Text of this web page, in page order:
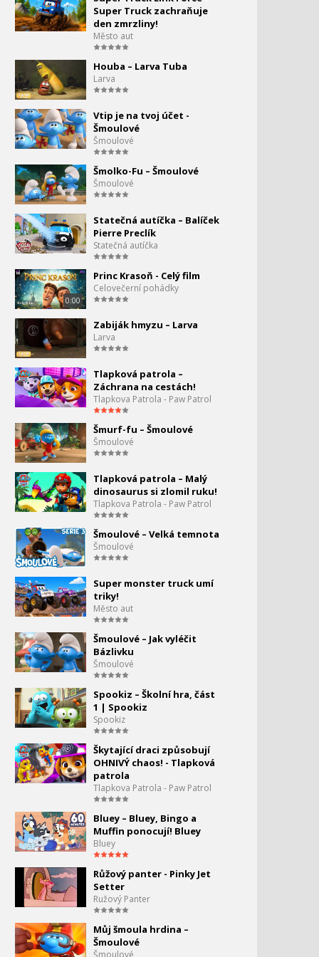
Strašidelná chata! -
Tlapková Patrola
Tlapková Patrola -
Rošťácká koťátka!
Tlapková Patrola - Štěňata
zachraňují tučňáky
Tlapková Patrola -
Marshall zachraňuje
jeskyni
Tlapková Patrola - Nový
kamarád opravuje hráz!
0:00
82.
Tlapková Patrola - Rocky
zachraňuje raketový vlak
Tlapková Patrola - Sněžný
příšerák!
Tlapková Patrola - Můžeš
uvěřit, že jsou konečně
Vánoce?
Tlapková patrola - 12 dní
Vánoc: Ať je počasí
jakékoli, štěňata jsou
0:00
86.
Tlapková patrola -
Štěňata zachraňují
kocoura!
záchrana chobotnice
Tlapková patrola -
Tlapková patrola -
Štěňata zachraňují
Vánoce!
Tlapková Patrola - Nové
šaty starosty!
Tracker a hravý slon! -
Tlapková Patrola
Tlapková patrola – Chase
zachraňuje zaběhlé
ovečky
Chase a záchrana
nafukovacího člunu - PAW
Patrol
Rockyho železniční
záchrana – PAW Patrol: Na
Super Truck zachraňuje
den zmrzliny!
Město aut
Houba – Larva Tuba
Larva
Vtip je na tvoj účet -
Šmoulové
Šmoulové
Šmolko-Fu – Šmoulové
Šmoulové
Statečná autíčka – Balíček
Pierre Preclík
Statečná autíčka
0:00
Princ Krasoň - Celý film
Celovečerní pohádky
Zabiják hmyzu – Larva
Larva
Tlapková patrola –
Záchrana na cestách!
Tlapkova Patrola - Paw Patrol
Šmurf-fu – Šmoulové
Šmoulové
Tlapková patrola – Malý
dinosaurus si zlomil ruku!
Tlapkova Patrola - Paw Patrol
Šmoulové – Velká temnota
Šmoulové
Super monster truck umí
triky!
Město aut
Šmoulové – Jak vyléčit
Bázlivku
Šmoulové
Spookiz – Školní hra, část
1 | Spookiz
Spookiz
Škytající draci způsobují
OHNIVÝ chaos! - Tlapková
patrola
Tlapkova Patrola - Paw Patrol
Bluey – Bluey, Bingo a
Muffin ponocují! Bluey
Bluey
Růžový panter - Pinky Jet
Setter
Ružový Panter
Můj šmoula hrdina –
Šmoulové
Šmoulové